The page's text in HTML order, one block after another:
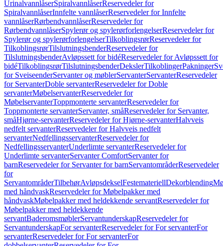
UrinalvannlåserSpiralvannlåserReservedeler for
SpiralvannlåserInnfelte vannlåserReservedeler for Innfelte
vannlåserRørbendvannlåserReservedeler for
RørbendvannlåserSpylerør og spylerørforlengelserReservedeler for
Spylerør og spylerørforlengelserTilkoblingsrørReservedeler for
TilkoblingsrørTilslutningsbenderReservedeler for
TilslutningsbenderAvløpssett for bidéReservedeler for Avløpssett for
bidéTilkoblingsrørTilslutningsbenderDekslerTilkoblingerPakninger
for SveiseenderServanter og møblerServanterServanterReservedeler
for ServanterDoble servanterReservedeler for Doble
servanterMøbelservanterReservedeler for
MøbelservanterToppmonterte servanterReservedeler for
Toppmonterte servanterServanter, småReservedeler for Servanter,
småHjørne-servanterReservedeler for Hjørne-servanterHalvveis
nedfelt servanterReservedeler for Halvveis nedfelt
servanterNedfellingsservanterReservedeler for
NedfellingsservanterUnderlimte servanterReservedeler for
Underlimte servanterServanter ComfortServanter for
barnReservedeler for Servanter for barnServantområderReservedeler
for
ServantområderTilbehørAvløpsdekselFestemateriellDekorblending
med håndvaskReservedeler for Møbelpakker med
håndvaskMøbelpakker med heldekkende servantReservedeler for
Møbelpakker med heldekkende
servantBaderomsmøblerServantunderskapReservedeler for
ServantunderskapFor servanterReservedeler for For servanterFor
servanterReservedeler for For servanterFor